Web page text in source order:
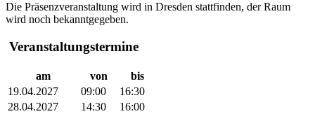
Die Präsenzveranstaltung wird in Dresden stattfinden, der Raum
wird noch bekanntgegeben.
Veranstaltungstermine
am von
bis
19.04.2027
09:00
16:30
28.04.2027
14:30 16:00